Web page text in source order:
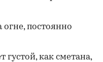
постоянно
густой, как сметана,